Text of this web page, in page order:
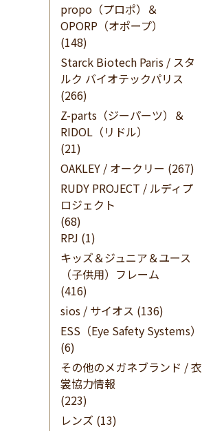
propo（プロポ）＆
OPORP（オポープ）
(148)
Starck Biotech Paris / スタ
ルク バイオテックパリス
(266)
Z-parts（ジーパーツ）＆
RIDOL（リドル）
(21)
OAKLEY / オークリー (267)
RUDY PROJECT / ルディプ
ロジェクト
(68)
RPJ (1)
キッズ＆ジュニア＆ユース
（子供用）フレーム
(416)
sios / サイオス (136)
ESS（Eye Safety Systems）
(6)
その他のメガネブランド / 衣
裳協力情報
(223)
レンズ (13)